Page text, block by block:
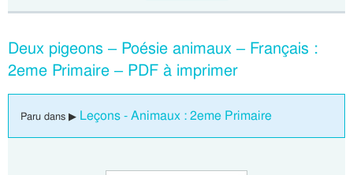
Deux pigeons – Poésie animaux – Français :
2eme Primaire – PDF à imprimer
Paru dans ▶ Leçons - Animaux : 2eme Primaire